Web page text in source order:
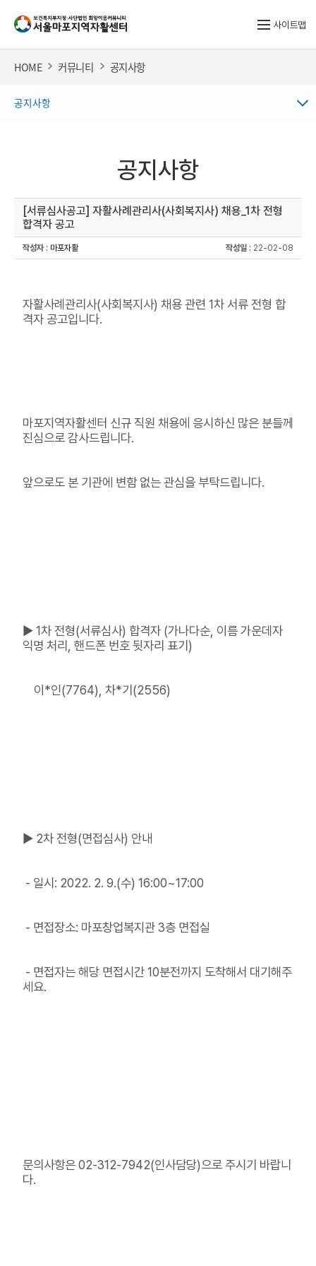
사이트맵
HOME 커뮤니티 공지사항
공지사항
공지사항
[서류심사공고] 자활사례관리사(사회복지사) 채용_1차 전형
합격자 공고
작성자 : 마포자활 작성일 : 22-02-08
자활사례관리사(사회복지사) 채용 관련 1차 서류 전형 합
격자 공고입니다.
마포지역자활센터 신규 직원 채용에 응시하신 많은 분들께
진심으로 감사드립니다.
앞으로도 본 기관에 변함 없는 관심을 부탁드립니다.
▶ 1차 전형(서류심사) 합격자 (가나다순, 이름 가운데자
익명 처리, 핸드폰 번호 뒷자리 표기)
이*인(7764), 차*기(2556)
▶ 2차 전형(면접심사) 안내
- 일시: 2022. 2. 9.(수) 16:00~17:00
- 면접장소: 마포창업복지관 3층 면접실
- 면접자는 해당 면접시간 10분전까지 도착해서 대기해주
세요.
문의사항은 02-312-7942(인사담당)으로 주시기 바랍니
다.